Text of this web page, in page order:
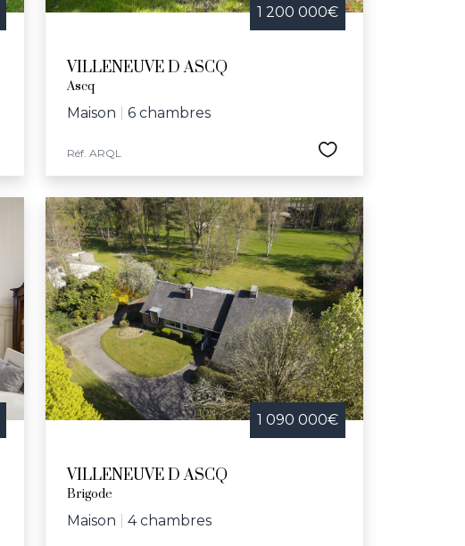
1 200 000€
VILLENEUVE D ASCQ
Ascq
Maison 6 chambres
Réf. ARQL
1 090 000€
VILLENEUVE D ASCQ
Brigode
Maison 4 chambres